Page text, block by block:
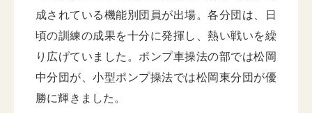
成されている機能別団員が出場。各分団は、日
頃の訓練の成果を十分に発揮し、熱い戦いを繰
り広げていました。ポンプ車操法の部では松岡
中分団が、小型ポンプ操法では松岡東分団が優
勝に輝きました。